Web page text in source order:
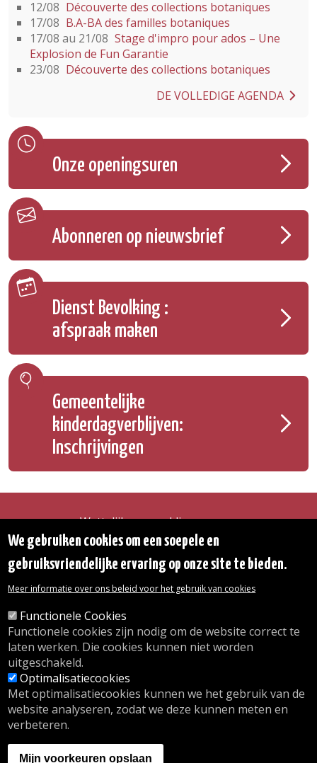
12/08 Découverte des collections botaniques
17/08 B.A-BA des familles botaniques
17/08 au 21/08 Stage d'impro pour ados – Une
Explosion de Fun Garantie
23/08 Découverte des collections botaniques
DE VOLLEDIGE AGENDA
Onze openingsuren
Abonneren op nieuwsbrief
Dienst Bevolking :
afspraak maken
Gemeentelijke
kinderdagverblijven:
Inschrijvingen
Wettelijke vermeldingen
Toegankelijkheidsverklaring
Toegang tot het Gemeentehuis
De gemeente diensten
Contact
© 2026 Gemeente Oudergem
Emile Idiersstraat 12 - 1160 Oudergem
Tel. :02/676.48.11.
Inschrijving kinderdagverblijf
We gebruiken cookies om een soepele en
gebruiksvriendelijke ervaring op onze site te bieden.
Meer informatie over ons beleid voor het gebruik van cookies
Functionele Cookies
Functionele cookies zijn nodig om de website correct te
laten werken. Die cookies kunnen niet worden
uitgeschakeld.
Optimalisatiecookies
Met optimalisatiecookies kunnen we het gebruik van de
website analyseren, zodat we deze kunnen meten en
verbeteren.
Mijn voorkeuren opslaan